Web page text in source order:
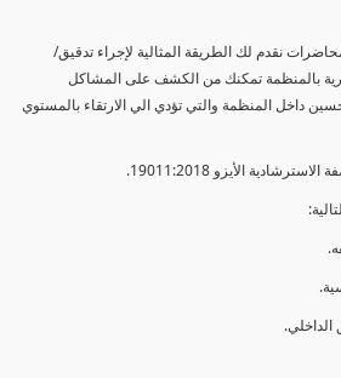
نقدم لك الطريقة المثالية لإجراء تدقيق/
بالمنظمة تمكنك من الكشف على المشاكل
داخل المنظمة والتي تؤدي الي الارتقاء بالمستوي
الأيزو 19011:2018.